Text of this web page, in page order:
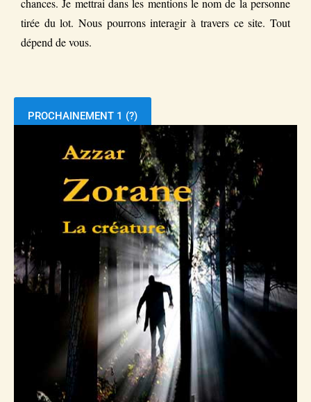
chances. Je mettrai dans les mentions le nom de la personne
tirée du lot. Nous pourrons interagir à travers ce site. Tout
dépend de vous.
PROCHAINEMENT 1 (?)